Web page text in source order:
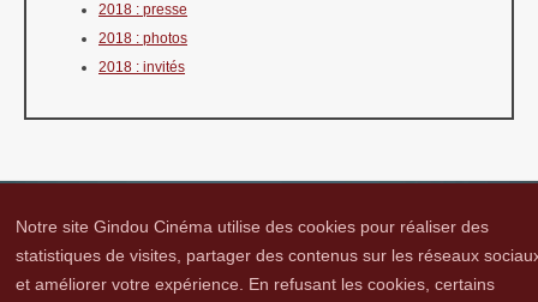
2018 : presse
2018 : photos
2018 : invités
Gindou Cinéma Contacts Lettre d'infos Réseaux sociaux Partenaires
Notre site Gindou Cinéma utilise des cookies pour réaliser des
statistiques de visites, partager des contenus sur les réseaux
et améliorer votre expérience. En refusant les cookies, certains